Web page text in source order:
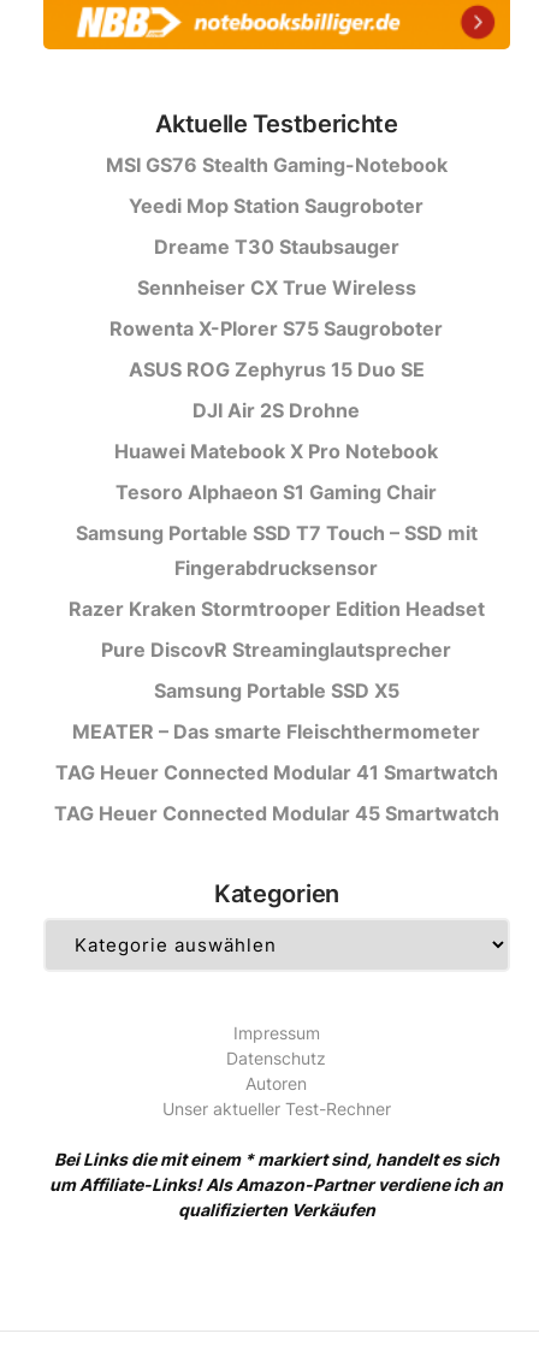
Aktuelle Testberichte
MSI GS76 Stealth Gaming-Notebook
Yeedi Mop Station Saugroboter
Dreame T30 Staubsauger
Sennheiser CX True Wireless
Rowenta X-Plorer S75 Saugroboter
ASUS ROG Zephyrus 15 Duo SE
DJI Air 2S Drohne
Huawei Matebook X Pro Notebook
Tesoro Alphaeon S1 Gaming Chair
Samsung Portable SSD T7 Touch – SSD mit
Fingerabdrucksensor
Razer Kraken Stormtrooper Edition Headset
Pure DiscovR Streaminglautsprecher
Samsung Portable SSD X5
MEATER – Das smarte Fleischthermometer
TAG Heuer Connected Modular 41 Smartwatch
TAG Heuer Connected Modular 45 Smartwatch
Kategorien
Impressum
Datenschutz
Autoren
Unser aktueller Test-Rechner
Bei Links die mit einem * markiert sind, handelt es sich
um Affiliate-Links! Als Amazon-Partner verdiene ich an
qualifizierten Verkäufen